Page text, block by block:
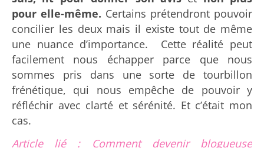
pour elle-même. Certains prétendront pouvoir
concilier les deux mais il existe tout de même
une nuance d’importance. Cette réalité peut
facilement nous échapper parce que nous
sommes pris dans une sorte de tourbillon
frénétique, qui nous empêche de pouvoir y
réfléchir avec clarté et sérénité. Et c’était mon
cas.
Article lié : Comment devenir blogueuse